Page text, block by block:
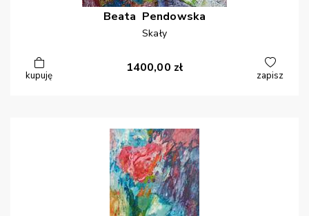
Beata Pendowska
Skały
kupuję
1400,00 zł
zapisz